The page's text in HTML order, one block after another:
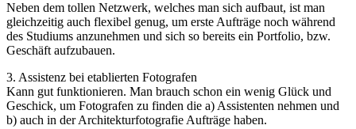
Neben dem tollen Netzwerk, welches man sich aufbaut, ist man
gleichzeitig auch flexibel genug, um erste Aufträge noch während
des Studiums anzunehmen und sich so bereits ein Portfolio, bzw.
Geschäft aufzubauen.
‍3. Assistenz bei etablierten Fotografen
Kann gut funktionieren. Man brauch schon ein wenig Glück und
Geschick, um Fotografen zu finden die a) Assistenten nehmen und
b) auch in der Architekturfotografie Aufträge haben.